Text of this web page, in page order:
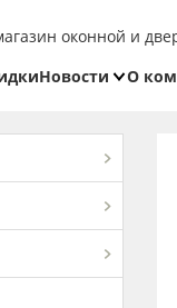
оконной и
Новости
О